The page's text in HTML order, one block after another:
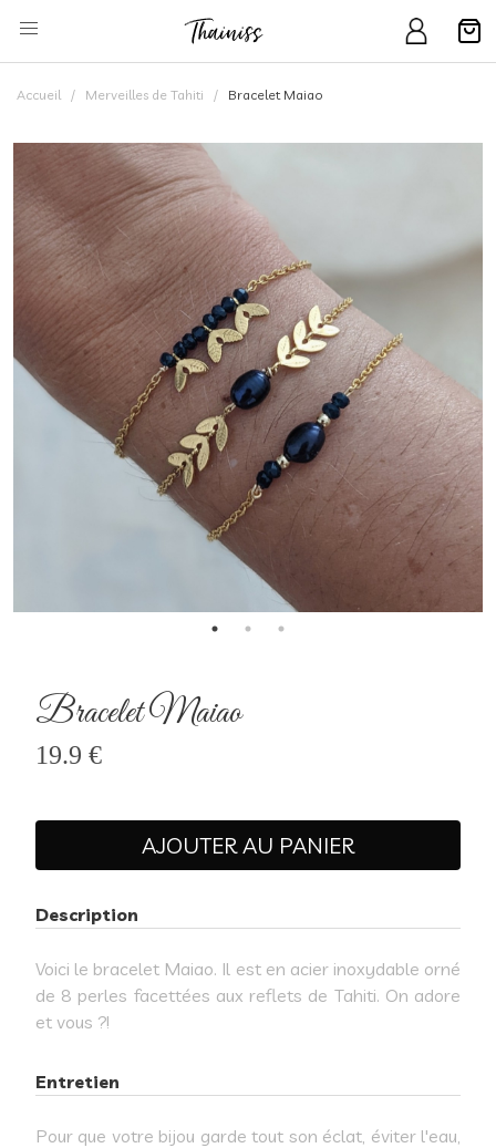
Accueil Merveilles de Tahiti Bracelet Maiao
Bracelet Maiao
19.9 €
AJOUTER AU PANIER
Description
Voici le bracelet Maiao. Il est en acier inoxydable orné
de 8 perles facettées aux reflets de Tahiti. On adore
et vous ?!
Entretien
Pour que votre bijou garde tout son éclat, éviter l'eau,